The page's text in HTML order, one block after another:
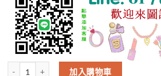
高仿Gucci21新款時尚休閑四季可用棒球帽，
加入購物車